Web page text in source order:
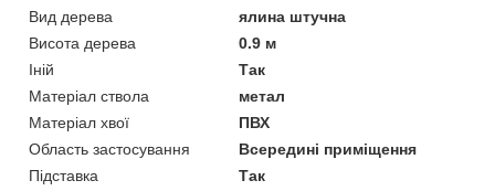
Вид дерева
ялина штучна
Висота дерева
0.9 м
Іній
Так
Матеріал ствола
метал
Матеріал хвої
ПВХ
Область застосування
Всередині приміщення
Підставка
Так